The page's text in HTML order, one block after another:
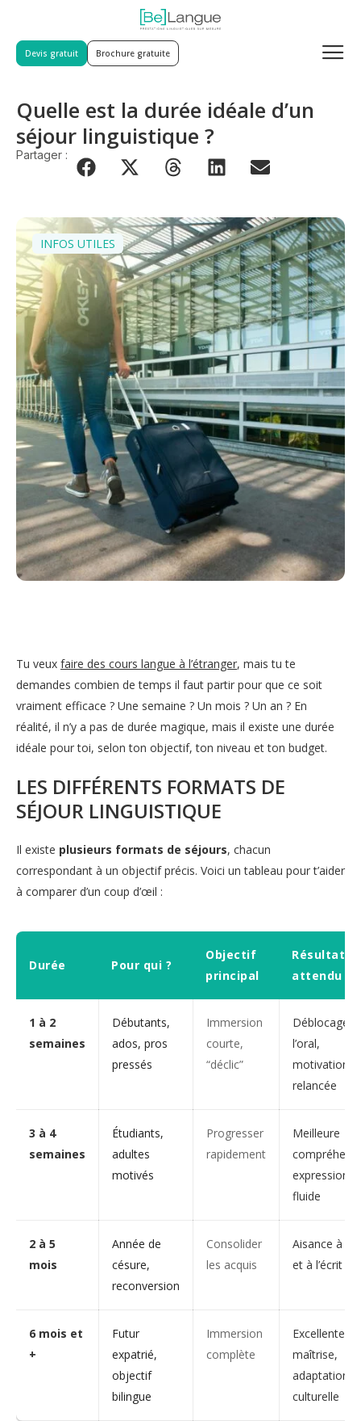
Devis gratuit Brochure gratuite
Quelle est la durée idéale d’un
séjour linguistique ?
Partager :
INFOS UTILES
Tu veux faire des cours langue à l’étranger, mais tu te
demandes combien de temps il faut partir pour que ce soit
vraiment efficace ? Une semaine ? Un mois ? Un an ? En
réalité, il n’y a pas de durée magique, mais il existe une durée
idéale pour toi, selon ton objectif, ton niveau et ton budget.
LES DIFFÉRENTS FORMATS DE
SÉJOUR LINGUISTIQUE
Il existe plusieurs formats de séjours, chacun
correspondant à un objectif précis. Voici un tableau pour t’aider
à comparer d’un coup d’œil :
Durée Pour qui ?
Objectif
principal
Résultat
attendu
1 à 2
semaines
Débutants,
ados, pros
pressés
Immersion
courte,
“déclic”
Déblocage à
l’oral,
motivation
relancée
3 à 4
semaines
Étudiants,
adultes
motivés
Progresser
rapidement
Meilleure
expression
fluide
2 à 5
mois
Année de
césure,
reconversion
Consolider
les acquis
Aisance à
et à l’écrit
6 mois et
+
Futur
expatrié,
objectif
bilingue
Immersion
complète
Excellente
maîtrise,
adaptation
culturelle